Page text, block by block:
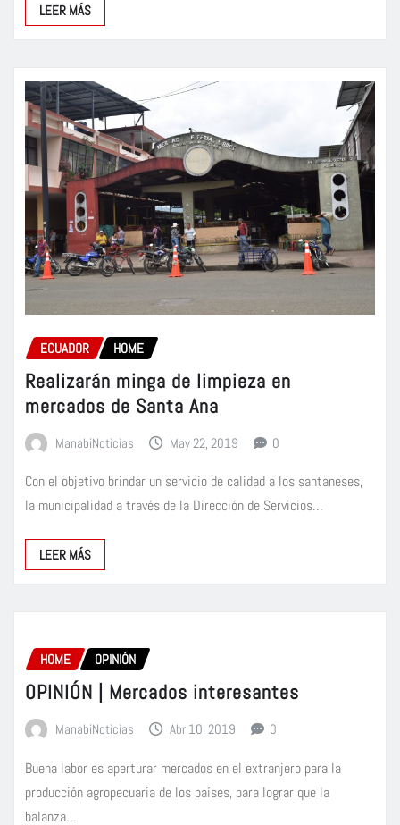
LEER MÁS
ECUADOR HOME
Realizarán minga de limpieza en
mercados de Santa Ana
ManabiNoticias May 22, 2019 0
Con el objetivo brindar un servicio de calidad a los santaneses,
la municipalidad a través de la Dirección de Servicios…
LEER MÁS
HOME OPINIÓN
OPINIÓN | Mercados interesantes
ManabiNoticias Abr 10, 2019 0
Buena labor es aperturar mercados en el extranjero para la
producción agropecuaria de los países, para lograr que la
balanza…